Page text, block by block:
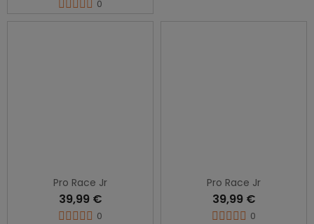
0
Pro Race Jr
39,99 €
0
Pro Race Jr
39,99 €
0